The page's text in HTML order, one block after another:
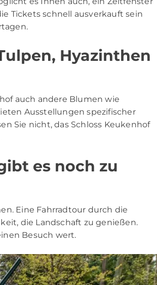
Tickets schnell ausverkauft sein
Hyazinthen
auch andere Blumen wie
Ausstellungen spezifischer
Sie nicht, das Schloss Keukenhof
es noch zu
Eine Fahrradtour durch die
die Landschaft zu genießen.
Besuch wert.